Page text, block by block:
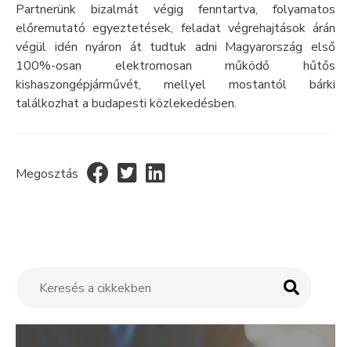
Partnerünk bizalmát végig fenntartva, folyamatos
előremutató egyeztetések, feladat végrehajtások árán
végül idén nyáron át tudtuk adni Magyarország első
100%-osan elektromosan működő hűtős
kishaszongépjárművét, mellyel mostantól bárki
találkozhat a budapesti közlekedésben.
Megosztás